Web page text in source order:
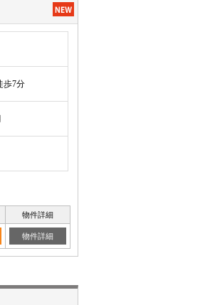
7分
物件詳細
物件詳細